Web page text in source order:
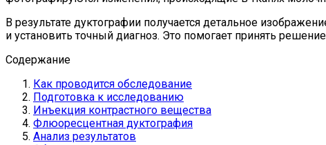
В результате дуктографии получается детальное
и установить точный диагноз. Это помогает принять
Содержание
Как проводится обследование
Подготовка к исследованию
Инъекция контрастного вещества
Флюоресцентная дуктография
Анализ результатов